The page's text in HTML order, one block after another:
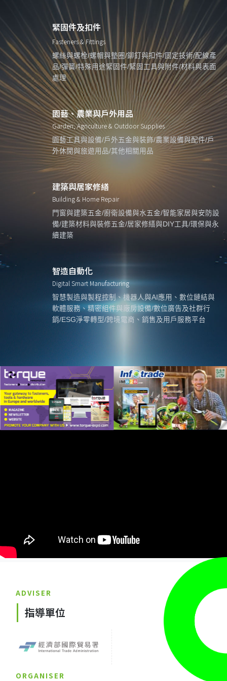
緊固件及扣件
Fasteners & Fittings
螺絲與螺栓/螺帽與墊圈/鉚釘與扣件/固定技術/配線產
品/彈簧/特殊用途緊固件/緊固工具與附件/材料與表面
處理
園藝、農業與戶外用品
Garden, Agriculture & Outdoor Supplies
園藝工具與設備/戶外五金與裝飾/農業設備與配件/戶
外休閒與旅遊用品/其他相關用品
建築與居家修繕
Building & Home Repair
門窗與建築五金/廚衛設備與水五金/智能家居與安防設
備/建築材料與裝修五金/居家修繕與DIY工具/環保與永
續建築
智造自動化
Digital Smart Manufacturing
智慧製造與製程控制、機器人與AI應用、數位鏈結與
軟體服務、精密組件與廠房設備/數位廣告及社群行
銷/ESG淨零轉型/跨境電商、銷售及用戶服務平台
ADVISER
指導單位
ORGANISER